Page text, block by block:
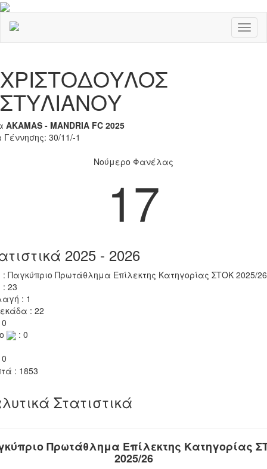
ΧΡΙΣΤΟΔΟΥΛΟΣ
ΣΤΥΛΙΑΝΟΥ
AKAMAS - MANDRIA FC 2025
30/11/-1
Νούμερο Φανέλας
17
2025 - 2026
: Παγκύπριο Πρωτάθλημα Επίλεκτης Κατηγορίας ΣΤΟΚ 2025/26
23
: 1
: 22
: 0
: 1853
Στατιστικά
Πρωτάθλημα Επίλεκτης Κατηγορίας
2025/26